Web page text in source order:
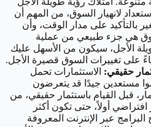
لانهيار السوق، من المهم أن
بالتأكيد على مدار الوقت، وأن
هي جزء طبيعي من عملية
الأجل، سيكون من الأسهل عليك
على تغييرات السوق قصيرة الأجل.
الاستثمارات تحمل
مستعدين جيدًا قد يتعرضون
قبل القيام باستثمار حقيقي، من
أولاً، حتى تكون أكثر
البرامج عبر الإنترنت المعروفة